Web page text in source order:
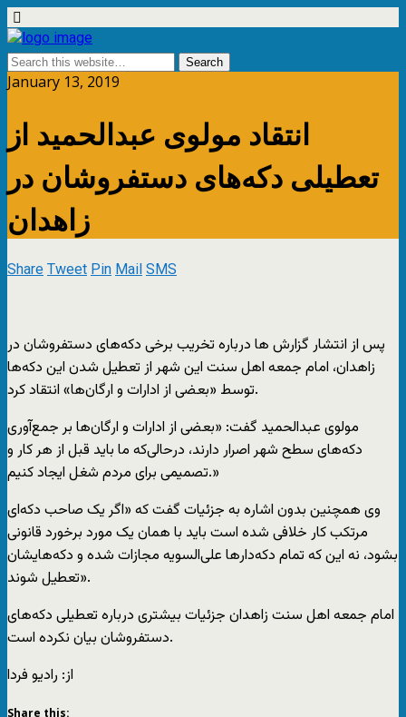
January 13, 2019
انتقاد مولوی عبدالحمید از
تعطیلی دکه‌های دستفروشان در
زاهدان
ShareTweetPinMailSMS
پس از انتشار گزارش ها درباره تخریب برخی دکه‌های دستفروشان در
زاهدان، امام جمعه اهل سنت این شهر از تعطیل شدن این دکه‌ها
توسط «بعضی از ادارات و ارگان‌ها» انتقاد کرد.
مولوی عبدالحمید گفت: «بعضی از ادارات و ارگان‌ها بر جمع‌آوری
دکه‌های سطح شهر اصرار دارند، درحالی‌که ما باید قبل از هر کار و
تصمیمی برای مردم شغل ایجاد کنیم.»
وی همچنین بدون اشاره به جزئیات گفت که «اگر یک صاحب دکه‌ای
مرتکب کار خلافی شده است باید با همان یک مورد برخورد قانونی
بشود، نه‌ این که تمام دکه‌دارها علی‌السویه مجازات شده و دکه‌هایشان
تعطیل شوند».
امام جمعه اهل سنت زاهدان جزئیات بیشتری درباره تعطیلی دکه‌های
دستفروشان بیان نکرده است.
از: رادیو فردا
Share this: